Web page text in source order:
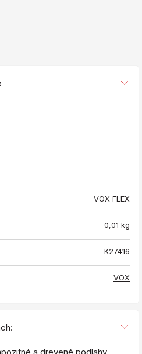
VOX FLEX
0,01 kg
K27416
VOX